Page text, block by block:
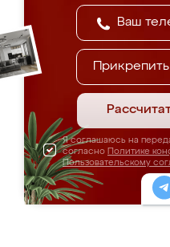
Я соглашаюсь на
согласно Политике
Пользовательскому